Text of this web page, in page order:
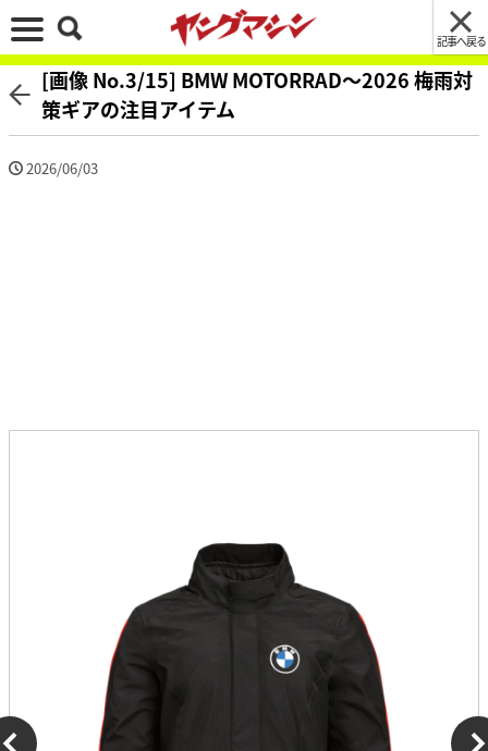
記事へ戻る
[画像 No.3/15] BMW MOTORRAD〜2026 梅雨対
策ギアの注目アイテム
2026/06/03